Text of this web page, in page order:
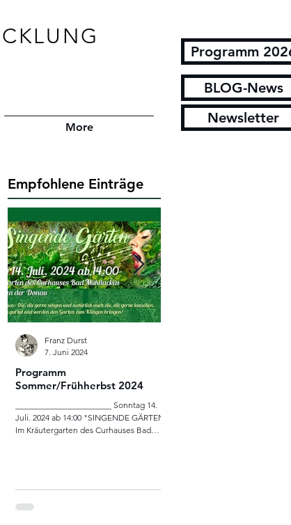
Programm
BLOG-News
More
Newsletter
Empfohlene Einträge
Programm
Sommer/Frühherbst 2024
_______________________ Sonntag 14.
Juli. 2024 ab 14:00 "SINGENDE GÄRTEN"
Im Kräutergarten des Curhauses Bad
Franz Durst
7. Juni 2024